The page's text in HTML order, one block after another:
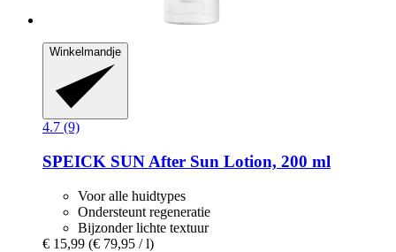
Winkelmandje
4.7 (9)
SPEICK SUN After Sun Lotion, 200 ml
Voor alle huidtypes
Ondersteunt regeneratie
Bijzonder lichte textuur
€ 15,99 (€ 79,95 / l)